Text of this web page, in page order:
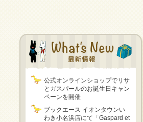
公式オンラインショップでリサ
とガスパールのお誕生日キャン
ペーンを開催
ブックエース イオンタウンい
わき小名浜店にて「Gaspard et